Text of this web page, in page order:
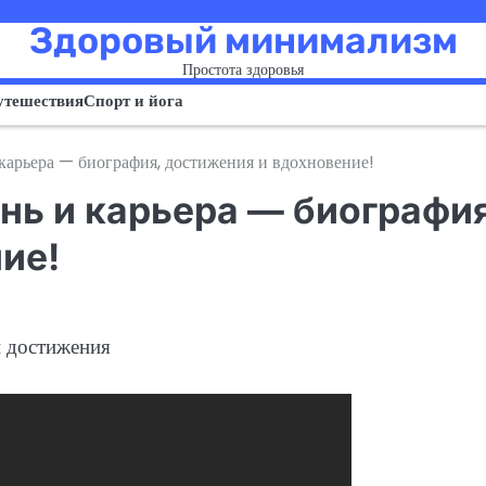
Здоровый минимализм
Простота здоровья
Спорт и йога
— биография, достижения и вдохновение!
и карьера —